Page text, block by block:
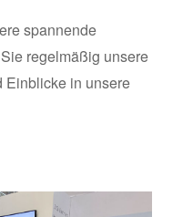
spannende
regelmäßig unsere
Einblicke in unsere